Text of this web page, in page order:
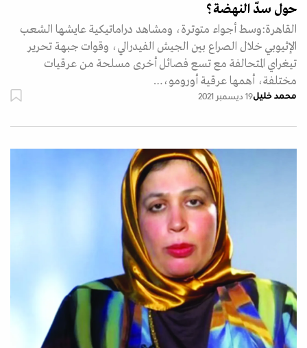
حول سدّ النهضة؟
القاهرة:وسط أجواء متوترة، ومشاهد دراماتيكية عايشها الشعب
الإثيوبي خلال الصراع بين الجيش الفيدرالي، وقوات جبهة تحرير
تيغراي المتحالفة مع تسع فصائل أخرى مسلحة من عرقيات
مختلفة، أهمها عرقية أورومو،…
محمد خليل19 ديسمبر 2021